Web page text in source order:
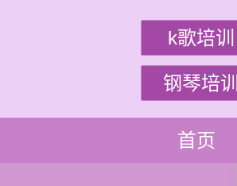
k歌培训
钢琴培训
首页